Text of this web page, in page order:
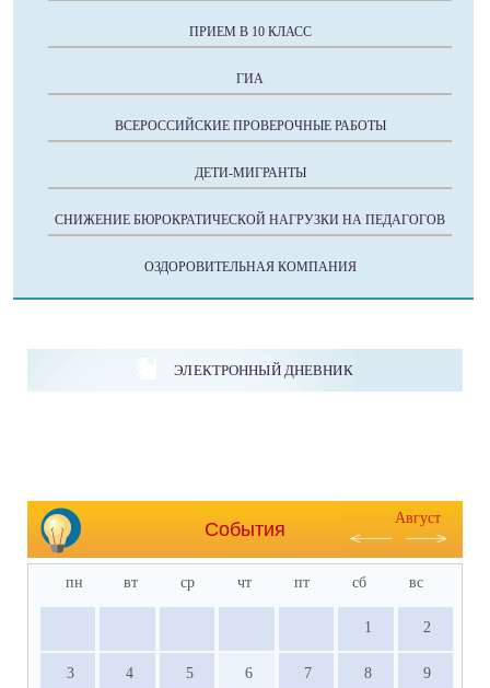
ПРИЕМ В 10 КЛАСС
ГИА
ВСЕРОССИЙСКИЕ ПРОВЕРОЧНЫЕ РАБОТЫ
ДЕТИ-МИГРАНТЫ
СНИЖЕНИЕ БЮРОКРАТИЧЕСКОЙ НАГРУЗКИ НА ПЕДАГОГОВ
ОЗДОРОВИТЕЛЬНАЯ КОМПАНИЯ
ЭЛЕКТРОННЫЙ ДНЕВНИК
События
Август
пн вт ср чт пт сб вс
1 2
3 4 5 6 7 8 9